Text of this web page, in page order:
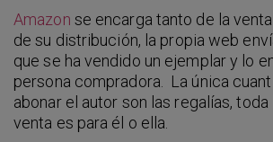
Amazon se encarga tanto de la
de su distribución, la propia web
que se ha vendido un ejemplar y lo
persona compradora. La única
abonar el autor son las regalías, toda
venta es para él o ella.